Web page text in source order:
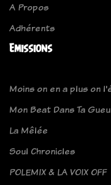
A Propos
Adhérents
Emissions
Moins on en a plus on
Mon Beat Dans Ta
La Mêlée
Soul Chronicles
POLEMIX & LA VOIX OFF